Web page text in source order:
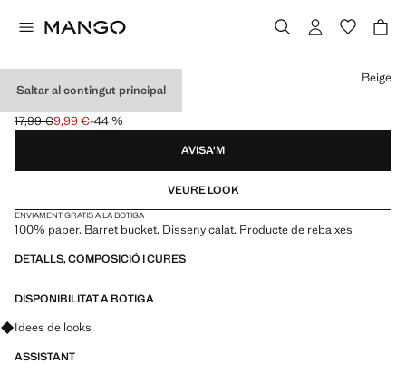
Saltar al contingut principal
GORRA BUCKET
Preu inicial ratllat [17,99 € ]
17,99 €
Preu actual [9,99 € ]
9,99 €-44 %
Selecciona un color
Beige
AVISA'M
VEURE LOOK
ENVIAMENT GRATIS A LA BOTIGA
100% paper. Barret bucket. Disseny calat. Producte de rebaixes
DETALLS, COMPOSICIÓ I CURES
DISPONIBILITAT A BOTIGA
Pregunta per looks, peces i tendències
Idees de looks
ASSISTANT